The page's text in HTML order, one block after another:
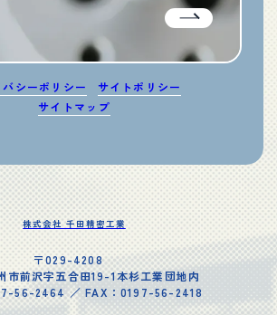
バシーポリシー
サイトポリシー
サイトマップ
株式会社 千田精密工業
〒029-4208
市前沢字五合田19-1本杉工業団地内
56-2464 ／ FAX：0197-56-2418